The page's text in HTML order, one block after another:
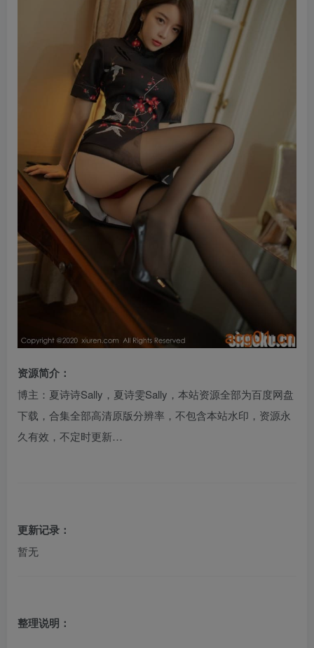
资源简介：
博主：夏诗诗Sally，夏诗雯Sally，本站资源全部为百度网盘
下载，合集全部高清原版分辨率，不包含本站水印，资源永
久有效，不定时更新…
更新记录：
暂无
整理说明：